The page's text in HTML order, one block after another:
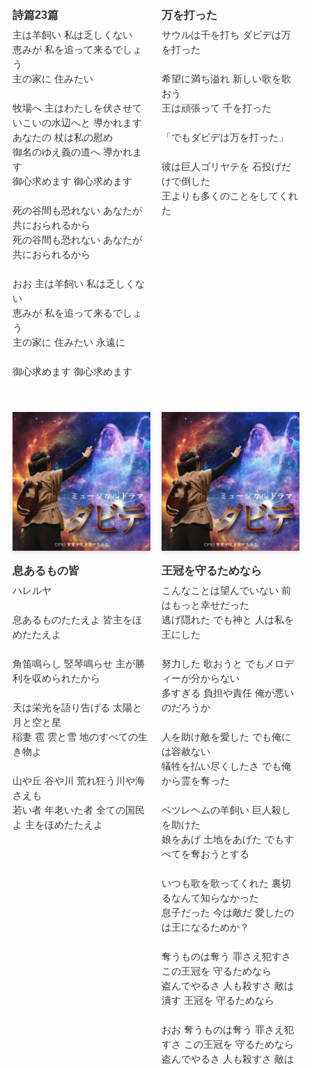
詩篇23篇
主は羊飼い 私は乏しくない
恵みが 私を追って来るでしょ
う
主の家に 住みたい
牧場へ 主はわたしを伏させて
いこいの水辺へと 導かれます
あなたの 杖は私の慰め
御名のゆえ義の道へ 導かれま
す
御心求めます 御心求めます
死の谷間も恐れない あなたが
共におられるから
死の谷間も恐れない あなたが
共におられるから
おお 主は羊飼い 私は乏しくな
い
恵みが 私を追って来るでしょ
う
主の家に 住みたい 永遠に
御心求めます 御心求めます
万を打った
サウルは千を打ち ダビデは万
を打った
希望に満ち溢れ 新しい歌を歌
おう
王は頑張って 千を打った
「でもダビデは万を打った」
彼は巨人ゴリヤテを 石投げだ
けで倒した
王よりも多くのことをしてくれ
た
息あるもの皆
ハレルヤ
息あるものたたえよ 皆主をほ
めたたえよ
角笛鳴らし 竪琴鳴らせ 主が勝
利を収められたから
天は栄光を語り告げる 太陽と
月と空と星
稲妻 雹 雲と雪 地のすべての生
き物よ
山や丘 谷や川 荒れ狂う川や海
さえも
若い者 年老いた者 全ての国民
よ 主をほめたたえよ
王冠を守るためなら
こんなことは望んでいない 前
はもっと幸せだった
逃げ隠れた でも神と 人は私を
王にした
努力した 歌おうと でもメロデ
ィーが分からない
多すぎる 負担や責任 俺が悪い
のだろうか
人を助け敵を愛した でも俺に
は容赦ない
犠牲を払い尽くしたさ でも俺
から霊を奪った
ベツレヘムの羊飼い 巨人殺し
を助けた
娘をあげ 土地をあげた でもす
べてを奪おうとする
いつも歌を歌ってくれた 裏切
るなんて知らなかった
息子だった 今は敵だ 愛したの
は王になるためか？
奪うものは奪う 罪さえ犯すさ
この王冠を 守るためなら
盗んでやるさ 人も殺すさ 敵は
潰す 王冠を 守るためなら
おお 奪うものは奪う 罪さえ犯
すさ この王冠を 守るためなら
盗んでやるさ 人も殺すさ 敵は